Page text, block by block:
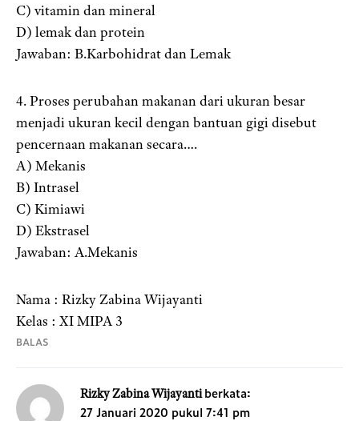
C) vitamin dan mineral
D) lemak dan protein
Jawaban: B.Karbohidrat dan Lemak
4. Proses perubahan makanan dari ukuran besar
menjadi ukuran kecil dengan bantuan gigi disebut
pencernaan makanan secara….
A) Mekanis
B) Intrasel
C) Kimiawi
D) Ekstrasel
Jawaban: A.Mekanis
Nama : Rizky Zabina Wijayanti
Kelas : XI MIPA 3
BALAS
Rizky Zabina Wijayanti berkata:
27 Januari 2020 pukul 7:41 pm